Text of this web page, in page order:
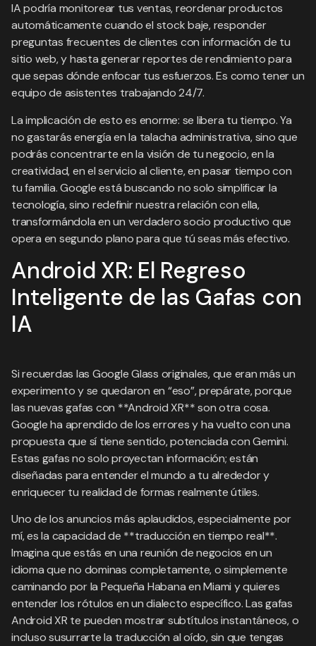
IA podría monitorear tus ventas, reordenar productos
automáticamente cuando el stock baje, responder
preguntas frecuentes de clientes con información de tu
sitio web, y hasta generar reportes de rendimiento para
que sepas dónde enfocar tus esfuerzos. Es como tener un
equipo de asistentes trabajando 24/7.
La implicación de esto es enorme: se libera tu tiempo. Ya
no gastarás energía en la talacha administrativa, sino que
podrás concentrarte en la visión de tu negocio, en la
creatividad, en el servicio al cliente, en pasar tiempo con
tu familia. Google está buscando no solo simplificar la
tecnología, sino redefinir nuestra relación con ella,
transformándola en un verdadero socio productivo que
opera en segundo plano para que tú seas más efectivo.
Android XR: El Regreso
Inteligente de las Gafas con
IA
Si recuerdas las Google Glass originales, que eran más un
experimento y se quedaron en “eso”, prepárate, porque
las nuevas gafas con **Android XR** son otra cosa.
Google ha aprendido de los errores y ha vuelto con una
propuesta que sí tiene sentido, potenciada con Gemini.
Estas gafas no solo proyectan información; están
diseñadas para entender el mundo a tu alrededor y
enriquecer tu realidad de formas realmente útiles.
Uno de los anuncios más aplaudidos, especialmente por
mí, es la capacidad de **traducción en tiempo real**.
Imagina que estás en una reunión de negocios en un
idioma que no dominas completamente, o simplemente
caminando por la Pequeña Habana en Miami y quieres
entender los rótulos en un dialecto específico. Las gafas
Android XR te pueden mostrar subtítulos instantáneos, o
incluso susurrarte la traducción al oído, sin que tengas